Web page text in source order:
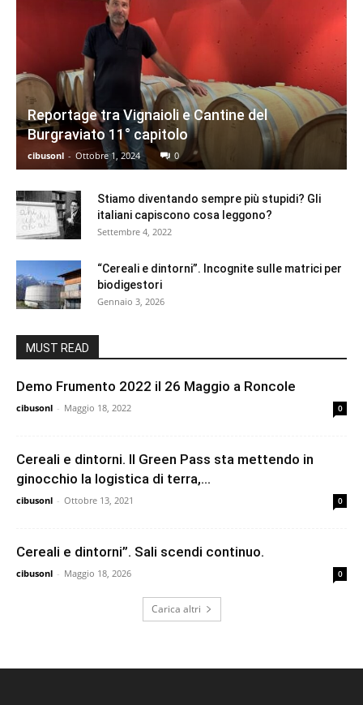
Reportage tra Vignaioli e Cantine del
Burgraviato 11° capitolo
cibusonl - Ottobre 1, 2024 0
Stiamo diventando sempre più stupidi? Gli
italiani capiscono cosa leggono?
Settembre 4, 2022
“Cereali e dintorni”. Incognite sulle matrici per
biodigestori
Gennaio 3, 2026
MUST READ
Demo Frumento 2022 il 26 Maggio a Roncole
cibusonl - Maggio 18, 2022 0
Cereali e dintorni. Il Green Pass sta mettendo in
ginocchio la logistica di terra,...
cibusonl - Ottobre 13, 2021 0
Cereali e dintorni”. Sali scendi continuo.
cibusonl - Maggio 18, 2026 0
Carica altri